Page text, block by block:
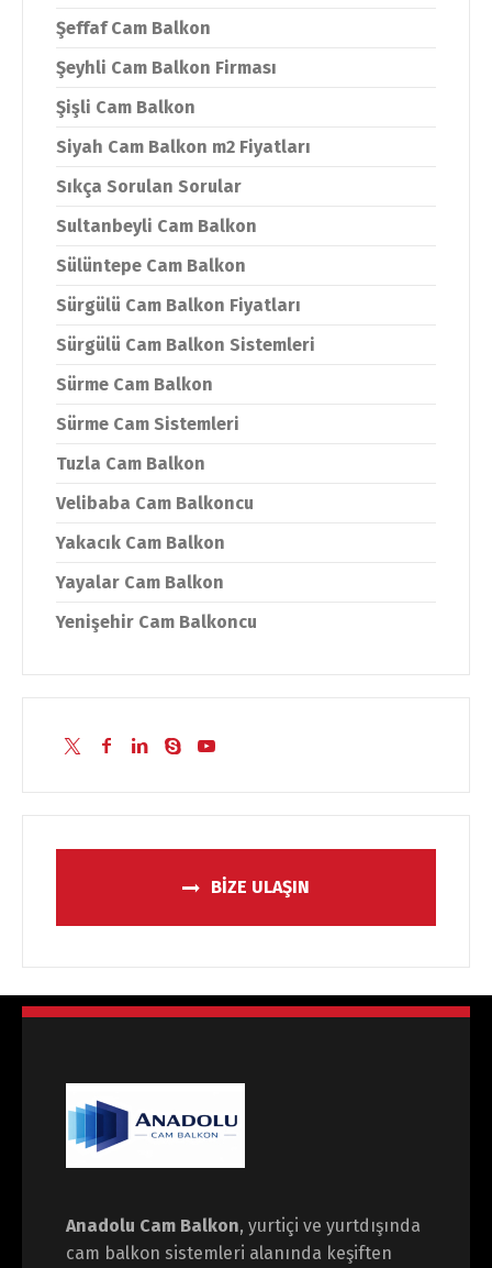
Şeffaf Cam Balkon
Şeyhli Cam Balkon Firması
Şişli Cam Balkon
Siyah Cam Balkon m2 Fiyatları
Sıkça Sorulan Sorular
Sultanbeyli Cam Balkon
Sülüntepe Cam Balkon
Sürgülü Cam Balkon Fiyatları
Sürgülü Cam Balkon Sistemleri
Sürme Cam Balkon
Sürme Cam Sistemleri
Tuzla Cam Balkon
Velibaba Cam Balkoncu
Yakacık Cam Balkon
Yayalar Cam Balkon
Yenişehir Cam Balkoncu
BİZE ULAŞIN
Anadolu Cam Balkon, yurtiçi ve yurtdışında
cam balkon sistemleri alanında keşiften